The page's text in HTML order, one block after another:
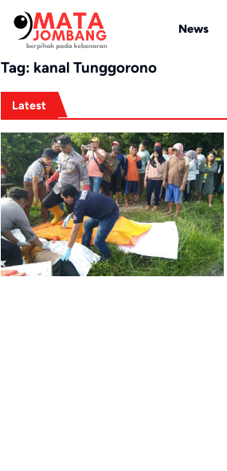
News
Tag: kanal Tunggorono
Latest